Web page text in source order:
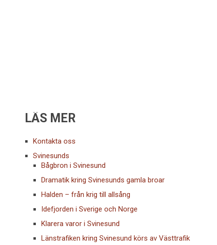
LÄS MER
Kontakta oss
Svinesunds
Bågbron i Svinesund
Dramatik kring Svinesunds gamla broar
Halden – från krig till allsång
Idefjorden i Sverige och Norge
Klarera varor i Svinesund
Länstrafiken kring Svinesund körs av Västtrafik